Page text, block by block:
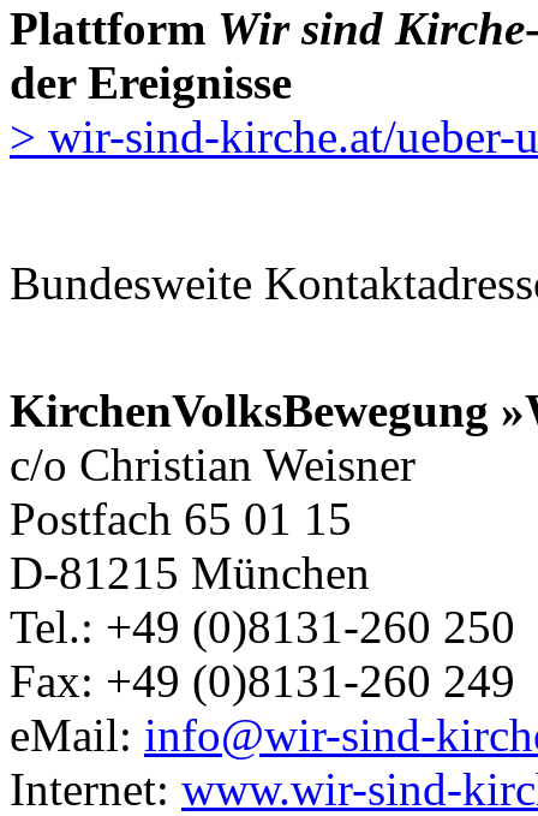
Plattform Wir sind Kirche
der Ereignisse
> wir-sind-kirche.at/ueber-
Bundesweite
KirchenVolksBewegung
c/o Christian Weisner
Postfach 65 01 15
D-81215 München
Tel.: +49 (0)8131-260 250
Fax: +49 (0)8131-260 249
eMail: info@wir-sind-
Internet: www.wir-sind-